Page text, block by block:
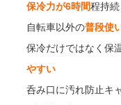
保冷力が6時間程持続
自転車以外の普段使
保冷だけではなく保
やすい
呑み口に汚れ防止キ